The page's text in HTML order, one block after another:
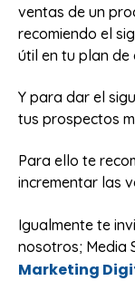
ventas de un
recomiendo el
útil en tu plan
Y para dar el
tus prospectos
Para ello te
incrementar las
Igualmente te
nosotros; Media
Marketing